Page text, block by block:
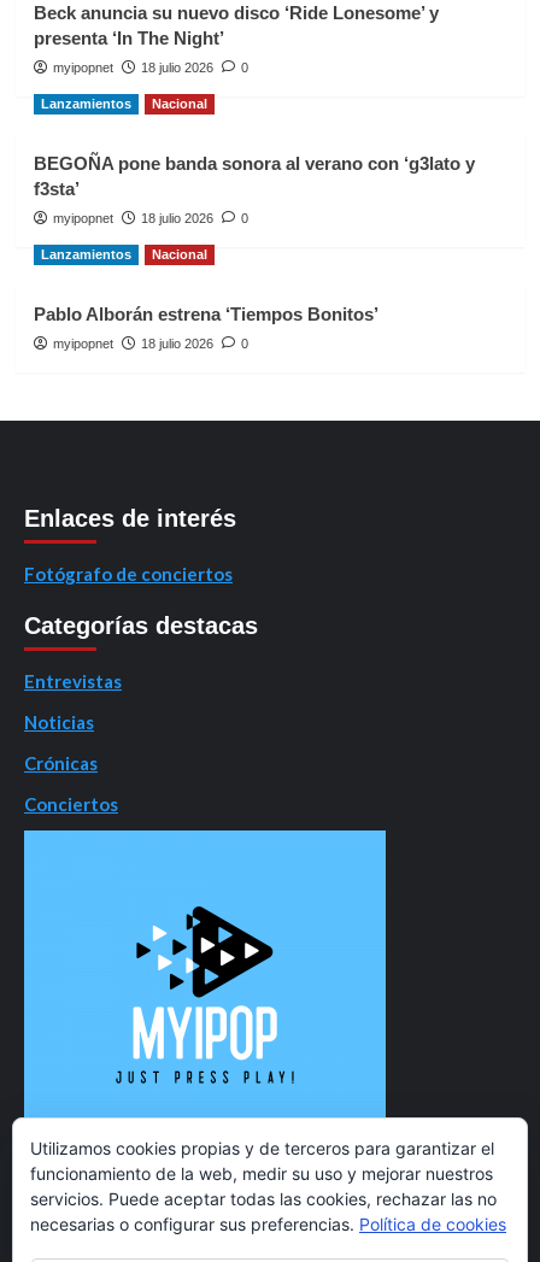
Beck anuncia su nuevo disco ‘Ride Lonesome’ y
presenta ‘In The Night’
myipopnet 18 julio 2026 0
Lanzamientos Nacional
BEGOÑA pone banda sonora al verano con ‘g3lato y
f3sta’
myipopnet 18 julio 2026 0
Lanzamientos Nacional
Pablo Alborán estrena ‘Tiempos Bonitos’
myipopnet 18 julio 2026 0
Enlaces de interés
Fotógrafo de conciertos
Categorías destacas
Entrevistas
Noticias
Crónicas
Conciertos
Utilizamos cookies propias y de terceros para garantizar el
funcionamiento de la web, medir su uso y mejorar nuestros
servicios. Puede aceptar todas las cookies, rechazar las no
necesarias o configurar sus preferencias. Política de cookies